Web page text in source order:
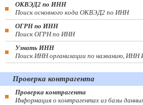
ОКВЭД2 по ИНН
Поиск основного кода ОКВЭД2 по ИНН
ОГРН по ИНН
Поиск ОГРН по ИНН
Узнать ИНН
Поиск ИНН организации по названию,
Проверка контрагента
Проверка контрагента
Информация о контрагентах из базы